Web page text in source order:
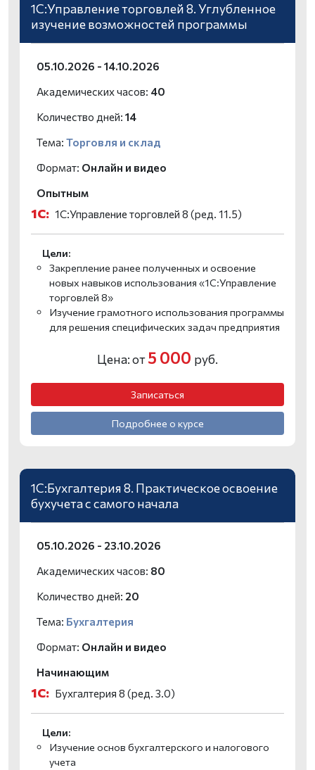
1С:Управление торговлей 8. Углубленное
изучение возможностей программы
05.10.2026 - 14.10.2026
Академических часов: 40
Количество дней: 14
Тема: Торговля и склад
Формат: Онлайн и видео
Опытным
1С: 1С:Управление торговлей 8 (ред. 11.5)
Цели:
Закрепление ранее полученных и освоение
новых навыков использования «1С:Управление
торговлей 8»
Изучение грамотного использования программы
для решения специфических задач предприятия
Цена: от5 000 руб.
Записаться
Подробнее о курсе
1С:Бухгалтерия 8. Практическое освоение
бухучета с самого начала
05.10.2026 - 23.10.2026
Академических часов: 80
Количество дней: 20
Тема: Бухгалтерия
Формат: Онлайн и видео
Начинающим
1С: Бухгалтерия 8 (ред. 3.0)
Цели:
Изучение основ бухгалтерского и налогового
учета